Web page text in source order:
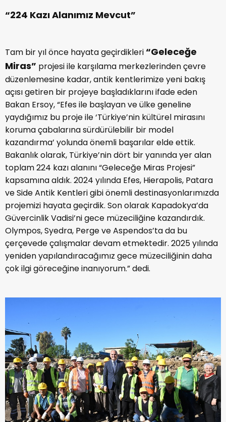
“224 Kazı Alanımız Mevcut”
Tam bir yıl önce hayata geçirdikleri“Geleceğe
Miras” projesi ile karşılama merkezlerinden çevre
düzenlemesine kadar, antik kentlerimize yeni bakış
açısı getiren bir projeye başladıklarını ifade eden
Bakan Ersoy, “Efes ile başlayan ve ülke geneline
yaydığımız bu proje ile ‘Türkiye’nin kültürel mirasını
koruma çabalarına sürdürülebilir bir model
kazandırma’ yolunda önemli başarılar elde ettik.
Bakanlık olarak, Türkiye’nin dört bir yanında yer alan
toplam 224 kazı alanını “Geleceğe Miras Projesi”
kapsamına aldık. 2024 yılında Efes, Hierapolis, Patara
ve Side Antik Kentleri gibi önemli destinasyonlarımızda
projemizi hayata geçirdik. Son olarak Kapadokya’da
Güvercinlik Vadisi’ni gece müzeciliğine kazandırdık.
Olympos, Syedra, Perge ve Aspendos’ta da bu
çerçevede çalışmalar devam etmektedir. 2025 yılında
yeniden yapılandıracağımız gece müzeciliğinin daha
çok ilgi göreceğine inanıyorum.” dedi.